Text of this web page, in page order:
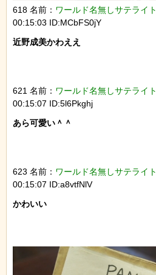
618 名前： ワールド名無しサテライト
00:15:03 ID:MCbFS0jY
近野成美かわええ
621 名前： ワールド名無しサテライト
00:15:07 ID:5l6Pkghj
あら可愛い＾＾
623 名前： ワールド名無しサテライト
00:15:07 ID:a8vtfNlV
かわいい